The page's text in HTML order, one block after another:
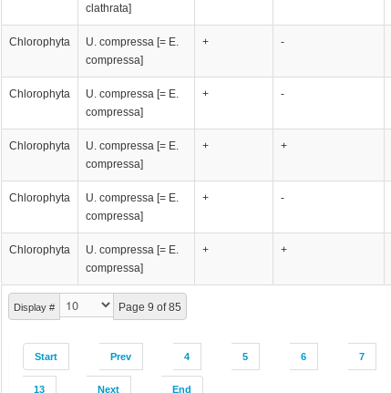
Display # Page 9 of 85
Start Prev 4 5 6 7
13 Next End
clathrata]
Chlorophyta
U. compressa [= E.
compressa]
+ -
Chlorophyta
U. compressa [= E.
compressa]
+ -
Chlorophyta
U. compressa [= E.
compressa]
+ +
Chlorophyta
U. compressa [= E.
compressa]
+ -
Chlorophyta
U. compressa [= E.
compressa]
+ +